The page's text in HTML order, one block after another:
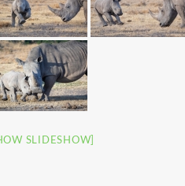
SLIDESHOW]